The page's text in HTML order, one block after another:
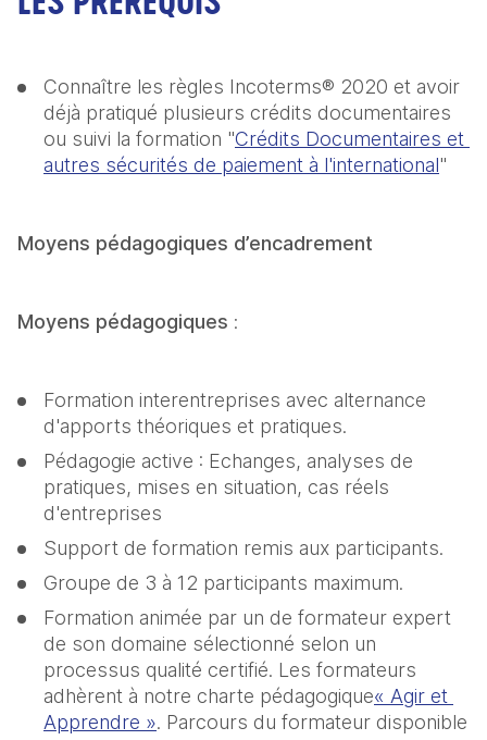
Connaître les règles Incoterms® 2020 et avoir
déjà pratiqué plusieurs crédits documentaires
ou suivi la formation "Crédits Documentaires et
autres sécurités de paiement à l'international"
Moyens pédagogiques d’encadrement
Moyens pédagogiques :
Formation interentreprises avec alternance
d'apports théoriques et pratiques.
Pédagogie active : Echanges, analyses de
pratiques, mises en situation, cas réels
d'entreprises
Support de formation remis aux participants.
Groupe de 3 à 12 participants maximum.
Formation animée par un de formateur expert
de son domaine sélectionné selon un
processus qualité certifié. Les formateurs
adhèrent à notre charte pédagogique« Agir et
Apprendre ». Parcours du formateur disponible